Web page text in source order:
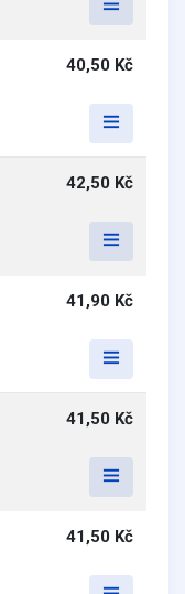
40,50 Kč
42,50 Kč
41,90 Kč
41,50 Kč
41,50 Kč